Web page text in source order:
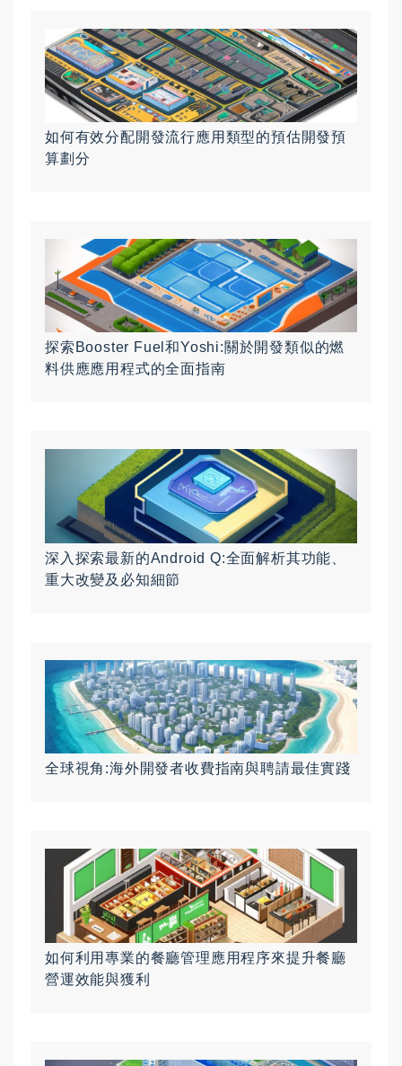
如何有效分配開發流行應用類型的預估開發預
算劃分
探索Booster Fuel和Yoshi:關於開發類似的燃
料供應應用程式的全面指南
深入探索最新的Android Q:全面解析其功能、
重大改變及必知細節
全球視角:海外開發者收費指南與聘請最佳實踐
如何利用專業的餐廳管理應用程序來提升餐廳
營運效能與獲利